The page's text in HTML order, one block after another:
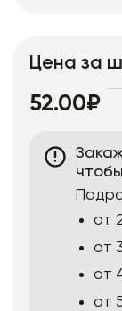
Цена за
52.00₽
от
от
от
от